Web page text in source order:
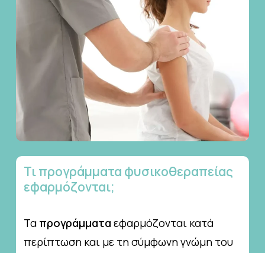
Τιπρογράμματα φυσικοθεραπείας
εφαρμόζονται;
Τα προγράμματα εφαρμόζονται κατά
περίπτωση και με τη σύμφωνη γνώμη του